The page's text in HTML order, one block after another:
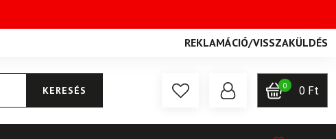
REKLAMÁCIÓ/VISSZAKÜLDÉS
KERESÉS 0 0 Ft